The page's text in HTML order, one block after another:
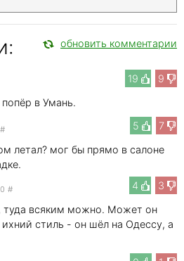
обновить комментарии
19 9
в Умань.
5
7
#
летал? мог бы прямо в салоне
4
3
#
туда всяким можно. Может он
стиль - он шёл на Одессу, а